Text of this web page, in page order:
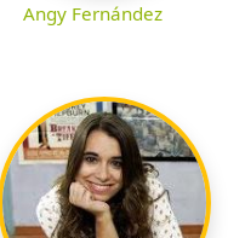
Angy Fernández